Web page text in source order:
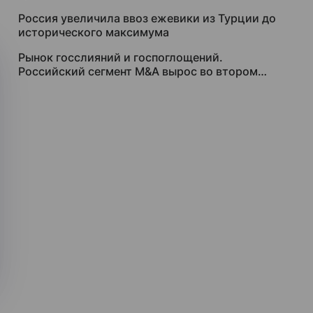
Россия увеличила ввоз ежевики из Турции до
исторического максимума
Рынок госслияний и госпоглощений.
Российский сегмент M&A вырос во втором